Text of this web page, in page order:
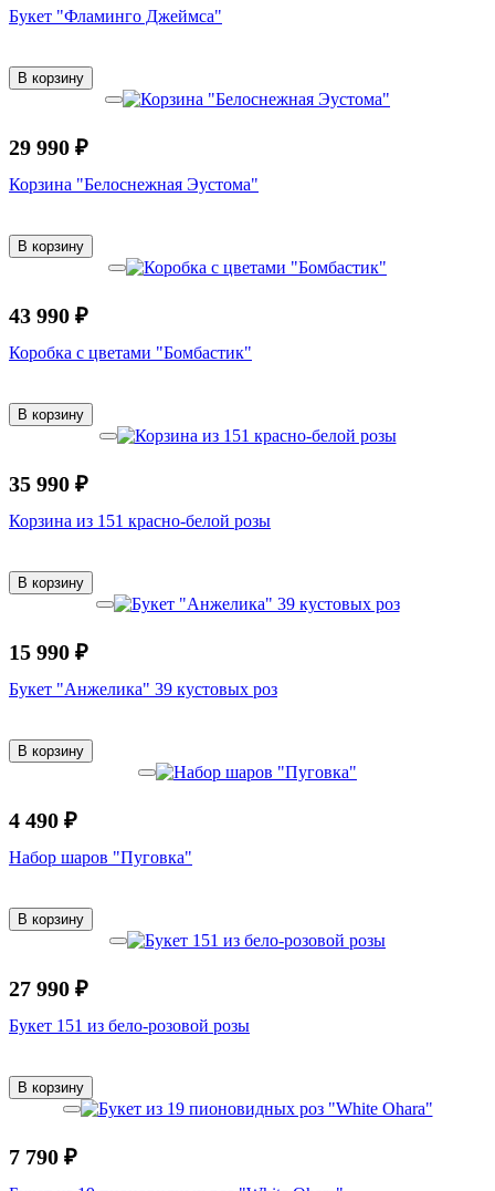
Букет "Фламинго Джеймса"
В корзину
29 990 ₽
Корзина "Белоснежная Эустома"
В корзину
43 990 ₽
Коробка с цветами "Бомбастик"
В корзину
35 990 ₽
Корзина из 151 красно-белой розы
В корзину
15 990 ₽
Букет "Анжелика" 39 кустовых роз
В корзину
4 490 ₽
Набор шаров "Пуговка"
В корзину
27 990 ₽
Букет 151 из бело-розовой розы
В корзину
7 790 ₽